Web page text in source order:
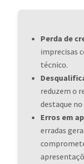
Perda de
imprecisas
técnico.
reduzem o
destaque
Erros em
erradas